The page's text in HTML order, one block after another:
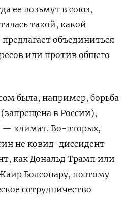
ее возьмут в союз,
такой, какой
объединиться
или против общего
была, например, борьба
в России),
— климат. Во-вторых,
не ковид-диссидент
как Дональд Трамп или
Болсонару, поэтому
сотрудничество